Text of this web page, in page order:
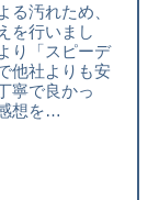
る汚れため、
を行いまし
り「スピーデ
他社よりも安
寧で良かっ
想を…